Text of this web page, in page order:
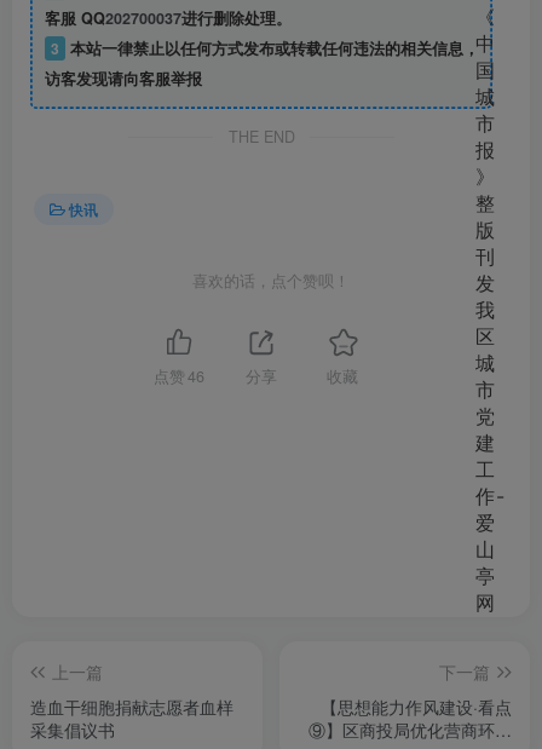
客服 QQ202700037进行删除处理。
3 本站一律禁止以任何方式发布或转载任何违法的相关信息，
访客发现请向客服举报
THE END
快讯
喜欢的话，点个赞呗！
点赞 46 分享 收藏
上一篇
造血干细胞捐献志愿者血样
采集倡议书
下一篇
【思想能力作风建设·看点
⑨】区商投局优化营商环境